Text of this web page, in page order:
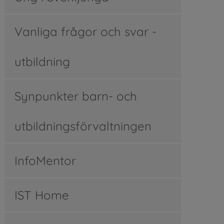
Vanliga frågor och svar -
utbildning
Synpunkter barn- och
utbildningsförvaltningen
InfoMentor
IST Home